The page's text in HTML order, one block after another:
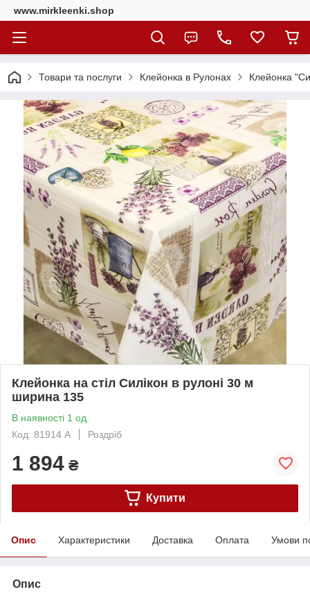
www.mirkleenki.shop
Товари та послуги Клейонка в Рулонах Клейонка
Клейонка на стіл Силікон в рулоні 30 м
ширина 135
В наявності 1 од.
Код: 81914 A
Роздріб
1 894 ₴
Купити
Опис Характеристики Доставка Оплата Умови
Опис